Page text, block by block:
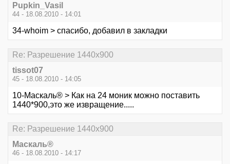
Pupkin_Vasil
44 - 18.08.2010 - 14:01
34-whoim > спасибо, добавил в закладки
Re: Разрешение 1440х900
tissot07
45 - 18.08.2010 - 14:05
10-Маскаль® > Как на 24 моник можно поставить
1440*900,это же извращение.....
Re: Разрешение 1440х900
Маскаль®
46 - 18.08.2010 - 14:17